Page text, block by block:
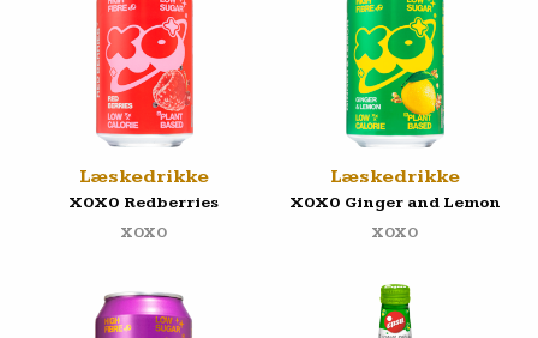
Læskedrikke
XOXO Redberries
XOXO
Læskedrikke
XOXO Ginger and Lemon
XOXO